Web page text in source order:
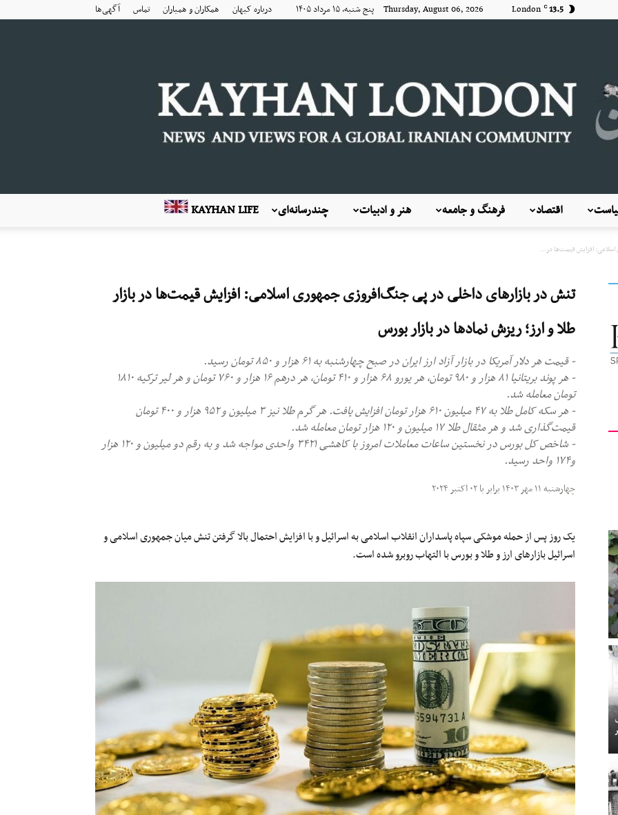
13.5
C
London Thursday, August 06, 2026 پنج شنبه, ۱۵ مرداد ۱۴۰۵ درباره کیهان همکاران و همیاران تماس آگهی‌ها
کیهان
لندن
KAYHAN LIFE چندرسانه‌ای هنر و ادبیات فرهنگ و جامعه اقتصاد
افزایش قیمت‌ها در...
تنش در بازارهای داخلی در پی جنگ‌افروزی جمهوری اسلامی: افزایش قیمت‌ها در بازار
طلا و ارز؛ ریزش نمادها در بازار بورس
- قیمت هر دلار آمریکا در بازار آزاد ارز ایران در صبح چهارشنبه به ۶۱ هزار و ۸۵۰ تومان رسید.
- هر پوند بریتانیا ۸۱ هزار و ۹۸۰ تومان، هر یورو ۶۸ هزار و ۴۱۰ تومان، هر درهم ۱۶ هزار و ۷۶۰ تومان و هر لیر ترکیه ۱۸۱۰
تومان معامله شد.
- هر سکه کامل طلا به ۴۷ میلیون ۶۱۰ هزار تومان افزایش یافت. هر گرم طلا نیز ۳ میلیون و ۹۵۲ هزار و ۴۰۰ تومان
قیمت‌گذاری شد و هر مثقال طلا ۱۷ میلیون و ۱۲۰ هزار تومان معامله شد.
- شاخص کل بورس در نخستین ساعات معاملات امروز با کاهشی ۳۴۲۱ واحدی مواجه شد و به رقم دو میلیون و ۱۲۰ هزار
و۱۷۴ واحد رسید.
چهارشنبه ۱۱ مهر ۱۴۰۳ برابر با ۰۲ اکتبر ۲۰۲۴
یک روز پس از حمله موشکی سپاه پاسداران انقلاب اسلامی به اسرائیل و با افزایش احتمال بالا گرفتن تنش میان جمهوری اسلامی و
اسرائیل بازارهای ارز و طلا و بورس با التهاب روبرو شده است.